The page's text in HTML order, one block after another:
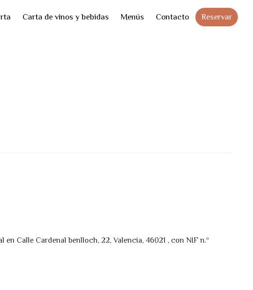
Carta de vinos y bebidas Menús Contacto Reservar
Calle Cardenal benlloch, 22, Valencia, 46021 , con NIF n.º